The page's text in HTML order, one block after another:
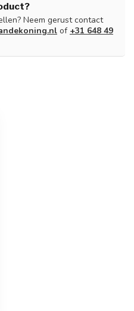
Neem gerust contact
of +31 648 49